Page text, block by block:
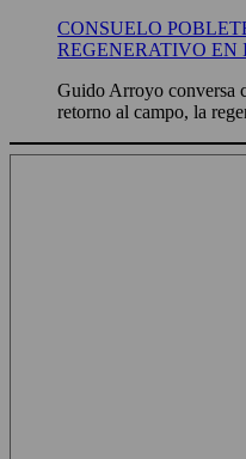
CONSUELO
REGENERATIVO EN
Guido Arroyo conversa
retorno al campo, la